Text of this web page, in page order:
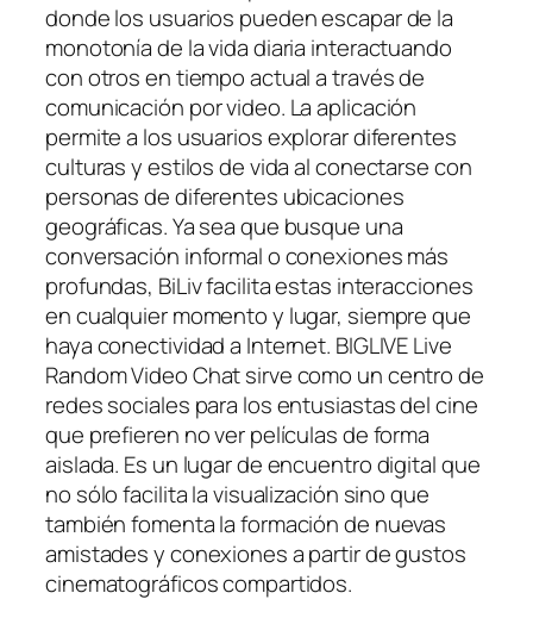
donde los usuarios pueden escapar de la
monotonía de la vida diaria interactuando
con otros en tiempo actual a través de
comunicación por video. La aplicación
permite a los usuarios explorar diferentes
culturas y estilos de vida al conectarse con
personas de diferentes ubicaciones
geográficas. Ya sea que busque una
conversación informal o conexiones más
profundas, BiLiv facilita estas interacciones
en cualquier momento y lugar, siempre que
haya conectividad a Internet. BIGLIVE Live
Random Video Chat sirve como un centro de
redes sociales para los entusiastas del cine
que prefieren no ver películas de forma
aislada. Es un lugar de encuentro digital que
no sólo facilita la visualización sino que
también fomenta la formación de nuevas
amistades y conexiones a partir de gustos
cinematográficos compartidos.